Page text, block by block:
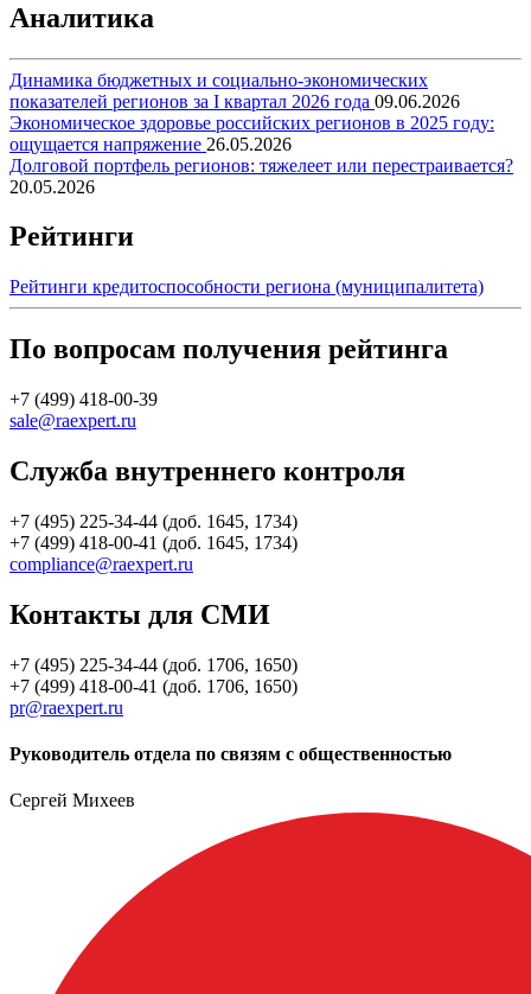
Аналитика
Динамика бюджетных и социально-экономических
показателей регионов за I квартал 2026 года 09.06.2026
Экономическое здоровье российских регионов в 2025 году:
ощущается напряжение 26.05.2026
Долговой портфель регионов: тяжелеет или перестраивается?
20.05.2026
Рейтинги
Рейтинги кредитоспособности региона (муниципалитета)
По вопросам получения рейтинга
+7 (499) 418-00-39
sale@raexpert.ru
Служба внутреннего контроля
+7 (495) 225-34-44 (доб. 1645, 1734)
+7 (499) 418-00-41 (доб. 1645, 1734)
compliance@raexpert.ru
Контакты для СМИ
+7 (495) 225-34-44 (доб. 1706, 1650)
+7 (499) 418-00-41 (доб. 1706, 1650)
pr@raexpert.ru
Руководитель отдела по связям с общественностью
Сергей Михеев